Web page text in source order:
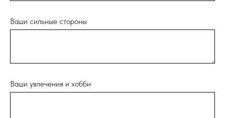
Ваши сильные стороны
Ваши увлечения и хобби